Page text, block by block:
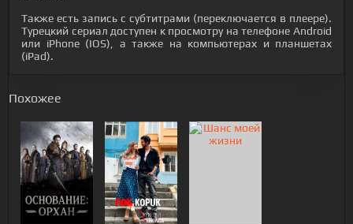
Также есть запись с субтитрами (переключается в плеере).
Турецкий сериал доступен к просмотру на телефоне Android
или iPhone (IOS), а также на компьютерах и планшетах
(iPad).
Похожее